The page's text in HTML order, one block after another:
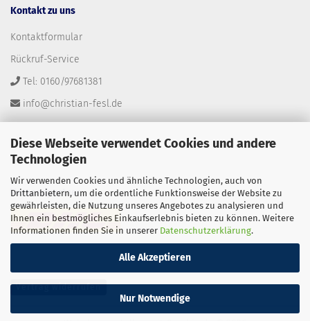
Diese Webseite verwendet Cookies und andere
Technologien
Wir verwenden Cookies und ähnliche Technologien, auch von
Drittanbietern, um die ordentliche Funktionsweise der Website zu
gewährleisten, die Nutzung unseres Angebotes zu analysieren und
Ihnen ein bestmögliches Einkaufserlebnis bieten zu können. Weitere
Informationen finden Sie in unserer Datenschutzerklärung.
Alle Akzeptieren
Nur Notwendige
Kontakt zu uns
Kontaktformular
Rückruf-Service
Tel: 0160/97681381
info@christian-fesl.de
Versandpartner
Vertrag widerrufen